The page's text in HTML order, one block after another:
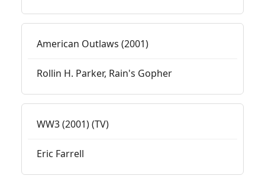
American Outlaws (2001)
Rollin H. Parker, Rain's Gopher
WW3 (2001) (TV)
Eric Farrell